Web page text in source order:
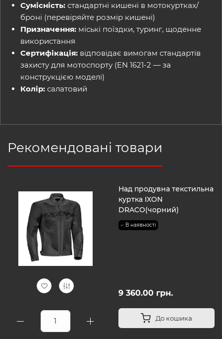
Сумісність: стандартні кишені в мотокуртках/
броні (перевіряйте розмір кишені)
Призначення: міські поїздки, туринг, щоденне
використання
Сертифікація: відповідає вимогам стандартів
захисту для мотоспорту (EN 1621-2 — за
конструкцією моделі)
Колір: салатовий
Рекомендовані товари
Над продувна текстильна
куртка IXON
DRACO(чорний)
В наявності
9 360.00 грн.
До кошика